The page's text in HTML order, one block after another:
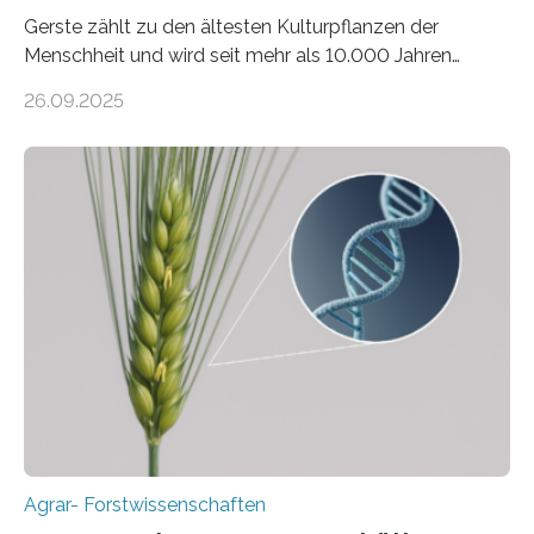
Gerste zählt zu den ältesten Kulturpflanzen der
Menschheit und wird seit mehr als 10.000 Jahren
einzigen Ort domestiziert wurde. Eine neue Studie eines
Instituts für Pflanzengenetik und
Kulturpflanzenforschung (IPK) zeigt, dass die heutige
Gerste aus verschiedenen Wildpopulationen im
sogenannten Fruchtbaren Halbmond hervorgegangen
ist. Sie besitzt also eine Art „Mosaik-Abstammung“. Die
Ergebnisse der Studie wurden heute in der
Fachzeitschrift „Nature“ veröffentlicht. Die
Forschungsgruppe hat die Evolution und…
26.09.2025
Agrar- Forstwissenschaften